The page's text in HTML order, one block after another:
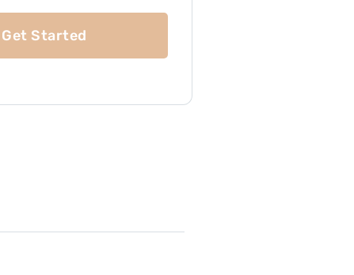
Get Started